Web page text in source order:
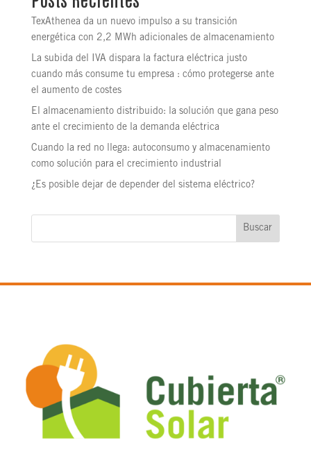
TexAthenea da un nuevo impulso a su transición
energética con 2,2 MWh adicionales de almacenamiento
La subida del IVA dispara la factura eléctrica justo
cuando más consume tu empresa : cómo protegerse ante
el aumento de costes
El almacenamiento distribuido: la solución que gana peso
ante el crecimiento de la demanda eléctrica
Cuando la red no llega: autoconsumo y almacenamiento
como solución para el crecimiento industrial
¿Es posible dejar de depender del sistema eléctrico?
Buscar